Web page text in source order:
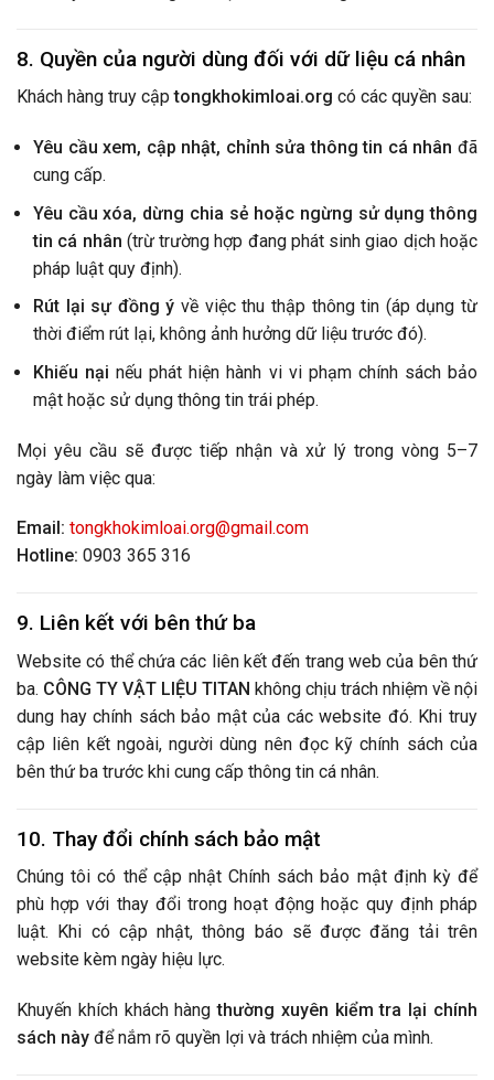
8. Quyền của người dùng đối với dữ liệu cá nhân
Khách hàng truy cậptongkhokimloai.org có các quyền sau:
Yêu cầu xem, cập nhật, chỉnh sửa thông tin cá nhân đã
cung cấp.
Yêu cầu xóa, dừng chia sẻ hoặc ngừng sử dụng thông
tin cá nhân (trừ trường hợp đang phát sinh giao dịch hoặc
pháp luật quy định).
Rút lại sự đồng ý về việc thu thập thông tin (áp dụng từ
thời điểm rút lại, không ảnh hưởng dữ liệu trước đó).
Khiếu nại nếu phát hiện hành vi vi phạm chính sách bảo
mật hoặc sử dụng thông tin trái phép.
Mọi yêu cầu sẽ được tiếp nhận và xử lý trong vòng 5–7
ngày làm việc qua:
Email: tongkhokimloai.org@gmail.com
Hotline: 0903 365 316
9. Liên kết với bên thứ ba
Website có thể chứa các liên kết đến trang web của bên thứ
ba. CÔNG TY VẬT LIỆU TITAN không chịu trách nhiệm về nội
dung hay chính sách bảo mật của các website đó. Khi truy
cập liên kết ngoài, người dùng nên đọc kỹ chính sách của
bên thứ ba trước khi cung cấp thông tin cá nhân.
10. Thay đổi chính sách bảo mật
Chúng tôi có thể cập nhật Chính sách bảo mật định kỳ để
phù hợp với thay đổi trong hoạt động hoặc quy định pháp
luật. Khi có cập nhật, thông báo sẽ được đăng tải trên
website kèm ngày hiệu lực.
Khuyến khích khách hàngthường xuyên kiểm tra lại chính
sách này để nắm rõ quyền lợi và trách nhiệm của mình.